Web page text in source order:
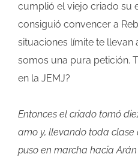
cumplió el viejo criado su
consiguió convencer a
situaciones límite te llevan
somos una pura petición.
en la JEMJ?
Entonces el criado tomó
amo y, llevando toda clase
puso en marcha hacia